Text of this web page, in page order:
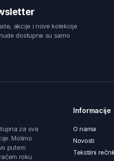
akcije i nove kolekcije
dostupne su samo
za sva
Molimo
putem
roku
Informacije
O nama
Novosti
Tekstilni